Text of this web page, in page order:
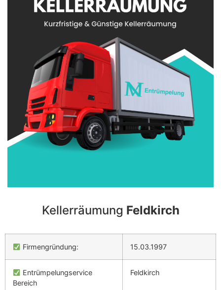
Kellerräumung Feldkirch
Firmengründung: 15.03.1997
Entrümpelungservice
Bereich
Feldkirch